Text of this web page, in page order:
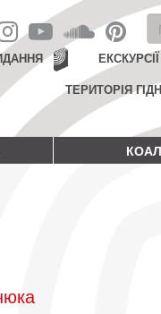
ЕКСКУРСІЇ
ТЕРИТОРІЯ